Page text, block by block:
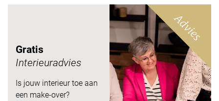
Gratis
Interieuradvies
Is jouw interieur toe aan
een make-over?
Advies